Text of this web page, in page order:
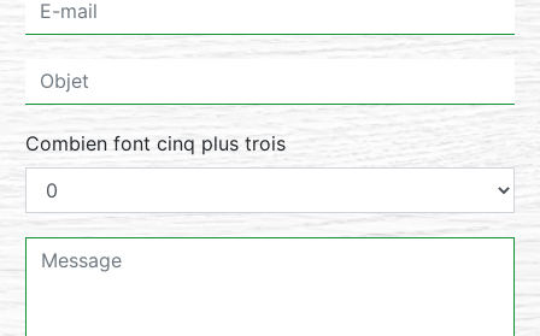
Combien font cinq plus trois